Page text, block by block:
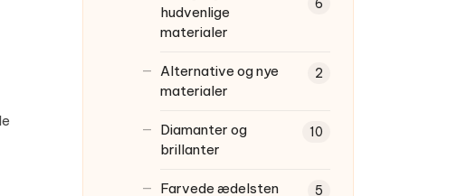
hudvenlige
materialer
6
Alternative og nye
materialer
2
Diamanter og
brillanter
10
Farvede ædelsten 5